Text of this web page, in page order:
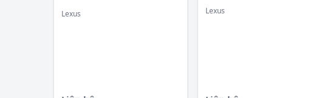
Lexus Lexus